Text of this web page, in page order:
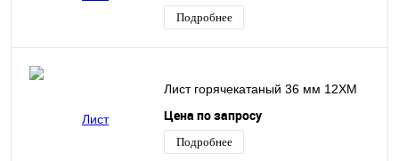
Подробнее
Лист горячекатаный 36 мм 12ХМ
Цена по запросу
Подробнее